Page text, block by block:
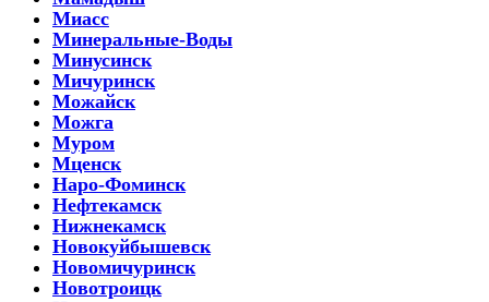
Миасс
Минеральные-Воды
Минусинск
Мичуринск
Можайск
Можга
Муром
Мценск
Наро-Фоминск
Нефтекамск
Нижнекамск
Новокуйбышевск
Новомичуринск
Новотроицк